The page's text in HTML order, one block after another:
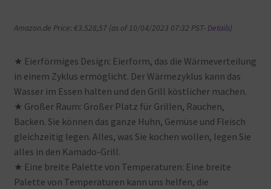
Amazon.de Price: €3.528,57(as of 10/04/2023 07:32 PST- Details)
★ Eierförmiges Design: Eierform, das die Wärmeverteilung
in einem Zyklus ermöglicht. Der Wärmezyklus kann das
Wasser im Essen halten und den Grill köstlicher machen.
★ Großer Raum: Großer Platz für Grillen, Rauchen,
Backen. Sie können das ganze Huhn, Gemüse und Fleisch
gleichzeitig legen. Alles, was Sie kochen wollen, legen Sie
alles in den Kamado-Grill.
★ Eine breite Palette von Temperaturen: Eine breite
Palette von Temperaturen kann uns helfen, die